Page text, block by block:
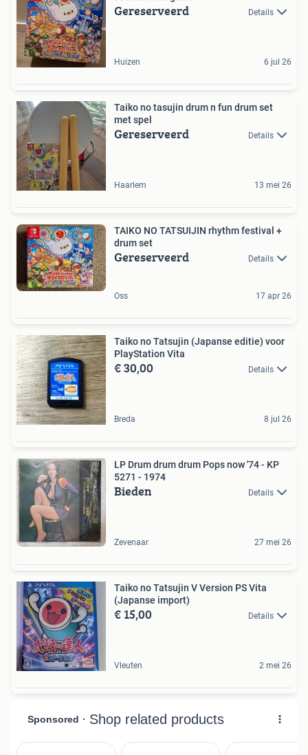
Gereserveerd Details
Huizen 6 jul 26
Taiko no tasujin drum n fun drum set
met spel
Gereserveerd Details
Haarlem 13 mei 26
TAIKO NO TATSUIJIN rhythm festival +
drum set
Gereserveerd Details
Oss 17 apr 26
Taiko no Tatsujin (Japanse editie) voor
PlayStation Vita
€ 30,00 Details
Breda 8 jul 26
LP Drum drum drum Pops now '74 - KP
5271 - 1974
Bieden Details
Zevenaar 27 mei 26
Taiko no Tatsujin V Version PS Vita
(Japanse import)
€ 15,00 Details
Vleuten 2 mei 26